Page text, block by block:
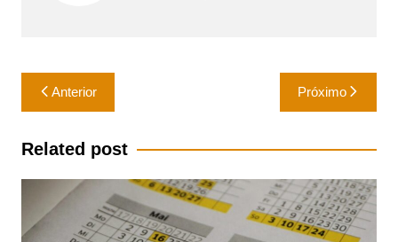
Navegação
de
Post
Anterior Próximo
Related post